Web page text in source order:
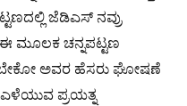
ಜೆಡಿಎಸ್ ನವ್ರು
ಮೂಲಕ ಚನ್ನಪಟ್ಟಣ
ಬೇಕೋ ಅವರ ಹೆಸರು ಘೋಷಣೆ
ಎಳೆಯುವ ಪ್ರಯತ್ನ